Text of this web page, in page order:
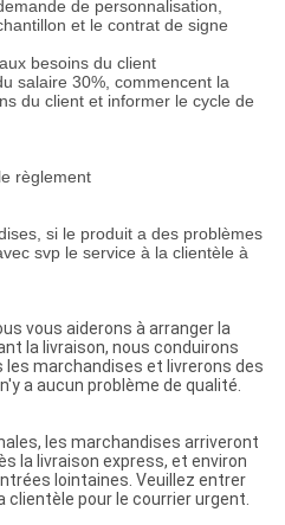
de personnalisation,
et le contrat de signe
besoins du client
salaire 30%, commencent la
du client et informer le cycle de
règlement
si le produit a des problèmes
svp le service à la clientèle à
vous aiderons à arranger la
la livraison, nous conduirons
marchandises et livrerons des
a aucun problème de qualité.
les marchandises arriveront
la livraison express, et environ
lointaines. Veuillez entrer
pour le courrier urgent.